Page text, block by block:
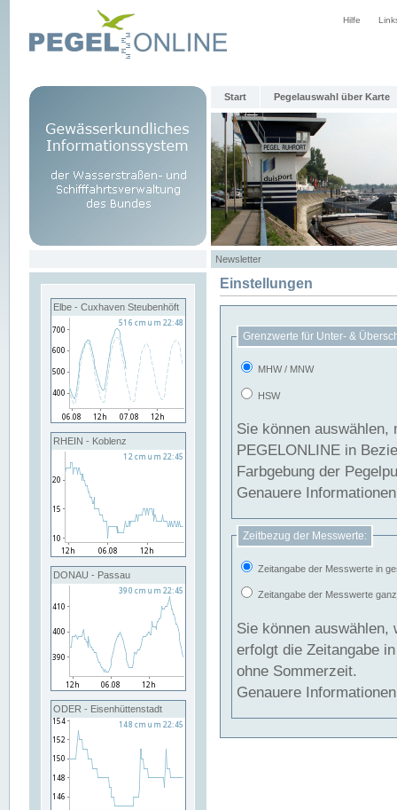
Hilfe
Start Pegelauswahl über Karte
Newsletter
Elbe - Cuxhaven Steubenhöft
RHEIN - Koblenz
DONAU - Passau
ODER - Eisenhüttenstadt
Einstellungen
Grenzwerte für Unter- &
MHW / MNW
HSW
Sie können
PEGELONLINE in Beziehung
Farbgebung der
Genauere
Zeitbezug der Messwerte:
Zeitangabe der Messwerte in
Zeitangabe der Messwerte
Sie können auswählen,
erfolgt die Zeitangabe
ohne Sommerzeit.
Genauere